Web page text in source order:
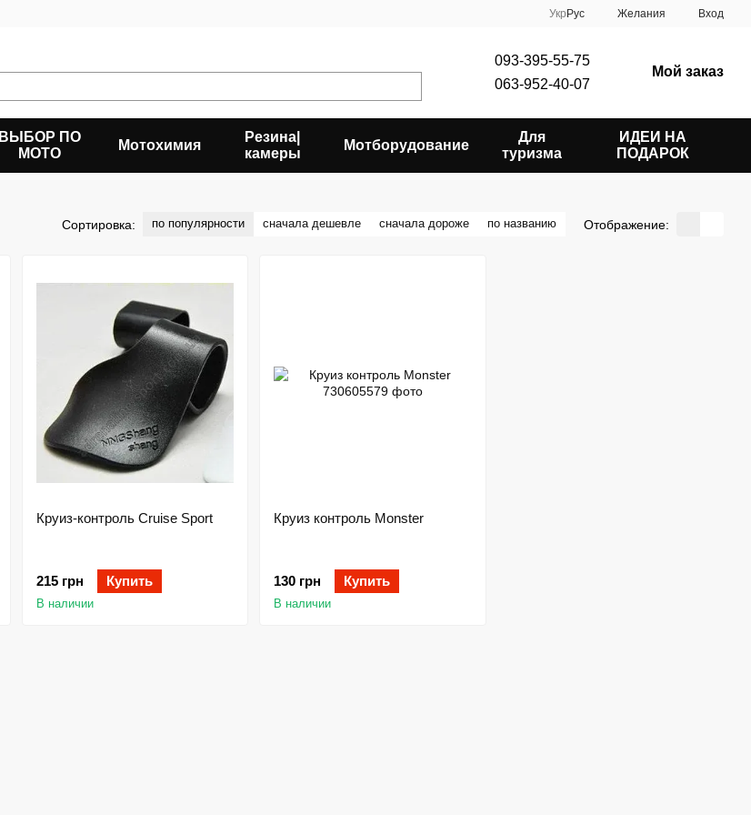
Укр Рус Желания Вход
093-395-55-75
063-952-40-07
Мой заказ
ВЫБОР ПО
МОТО
Мотохимия
Резина|
камеры
Мотборудование
Для
туризма
ИДЕИ НА
ПОДАРОК
Сортировка: по популярности сначала дешевле сначала дороже по названию Отображение:
Круиз-контроль Cruise Sport
215 грн Купить
В наличии
Круиз контроль Monster
130 грн Купить
В наличии